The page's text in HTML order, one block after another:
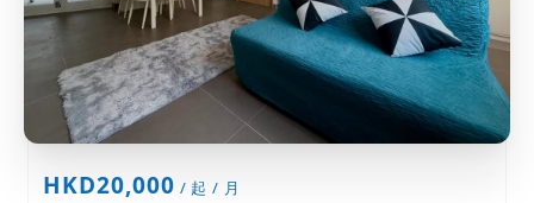
HKD20,000 / 起 / 月